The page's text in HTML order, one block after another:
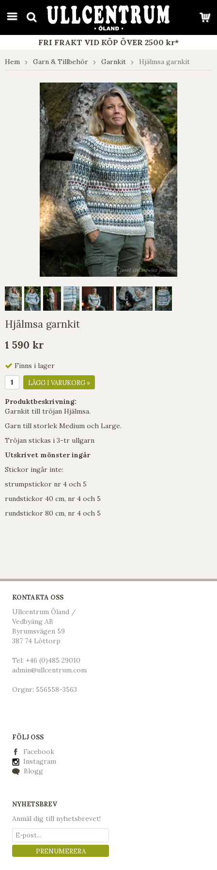
google-site-verification: google7e4b1026db5d9f32.html
FRI FRAKT VID KÖP ÖVER 2500 kr*
Hem Garn & Tillbehör Garnkit Hjälmsa garnkit
Hjälmsa garnkit
1 590 kr
Finns i lager
LÄGG I VARUKORG »
Produktbeskrivning:
Garnkit till tröjan Hjälmsa.
Garn till storlek Medium och Large.
Tröjan stickas i 3-tr ullgarn
Utskrivet mönster ingår
Stickor ingår inte:
strumpstickor nr 4 och 5
rundstickor 40 cm, nr 4 och 5
rundstickor 80 cm, nr 4 och 5
KONTAKTA OSS
Ullcentrum Öland /
Vedbyäng AB
Byrumsvägen 59
387 74 Löttorp
Tel: +46 (0)485 29010
admin@ullcentrum.com
Orgnr: 556558-3563
FÖLJ OSS
Facebook
Instagram
Blogg
NYHETSBREV
Anmäl dig till nyhetsbrevet!
PRENUMERERA